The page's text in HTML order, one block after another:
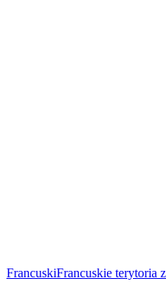
FrancuskiFrancuskie terytoria